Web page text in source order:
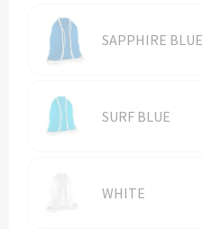
SAPPHIRE BLUE
SURF BLUE
WHITE